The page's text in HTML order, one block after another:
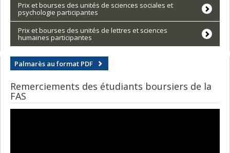
Prix et bourses des unités de sciences sociales et
psychologie participantes
Prix et bourses des unités de lettres et sciences
humaines participantes
Palmarès au format PDF
Remerciements des étudiants boursiers de la
FAS